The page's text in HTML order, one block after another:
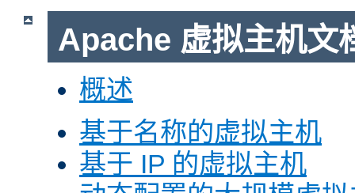
Apache 虚拟主机文
概述
基于名称的虚拟主机
基于 IP 的虚拟主机